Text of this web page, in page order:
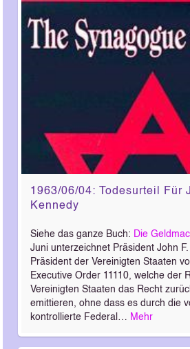
1963/06/04: Todesurteil Für
Kennedy
Siehe das ganze Buch: Die
Juni unterzeichnet Präsident John
Präsident der Vereinigten Staaten
Executive Order 11110, welche der
Vereinigten Staaten das Recht
emittieren, ohne dass es durch die
kontrollierte Federal… Mehr